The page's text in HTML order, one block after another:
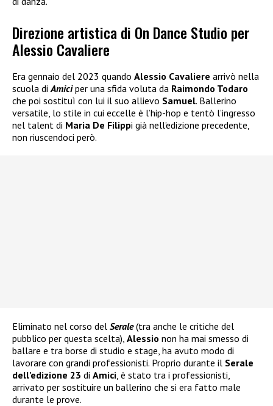
Direzione artistica di On Dance Studio per
Alessio Cavaliere
Era gennaio del 2023 quando Alessio Cavaliere arrivò nella
scuola di Amiciper una sfida voluta da Raimondo Todaro
che poi sostituì con lui il suo allievo Samuel. Ballerino
versatile, lo stile in cui eccelle è l’hip-hop e tentò l’ingresso
nel talent di Maria De Filippi già nell’edizione precedente,
non riuscendoci però.
Eliminato nel corso del Serale(tra anche le critiche del
pubblico per questa scelta), Alessio non ha mai smesso di
ballare e tra borse di studio e stage, ha avuto modo di
lavorare con grandi professionisti. Proprio durante il Serale
dell’edizione 23 di Amici , è stato tra i professionisti,
arrivato per sostituire un ballerino che si era fatto male
durante le prove.